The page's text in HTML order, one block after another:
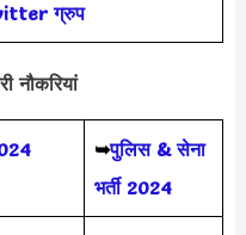
ग्रुप
नौकरियां
➥पुलिस & सेना
भर्ती 2024